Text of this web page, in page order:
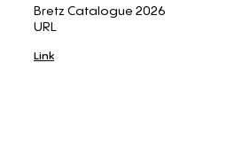
Bretz Catalogue 2026
URL
Link